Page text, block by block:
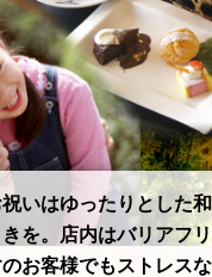
いはゆったりとした
を。店内はバリアフ
お客様でもストレス